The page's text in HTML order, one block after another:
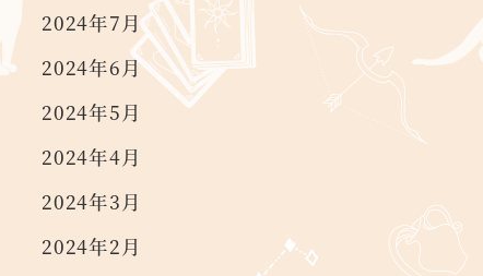
2024年7月
2024年6月
2024年5月
2024年4月
2024年3月
2024年2月